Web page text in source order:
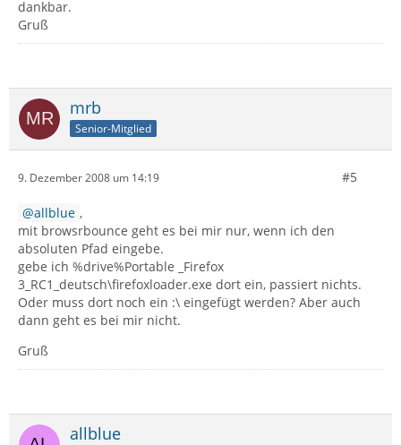
dankbar.
Gruß
mrb
Senior-Mitglied
9. Dezember 2008 um 14:19 #5
allblue ,
mit browsrbounce geht es bei mir nur, wenn ich den
absoluten Pfad eingebe.
gebe ich %drive%Portable _Firefox
3_RC1_deutsch\firefoxloader.exe dort ein, passiert nichts.
Oder muss dort noch ein :\ eingefügt werden? Aber auch
dann geht es bei mir nicht.
Gruß
allblue